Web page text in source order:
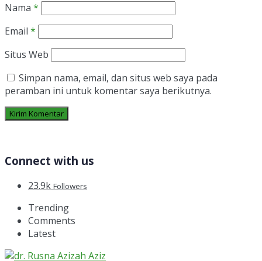
Nama *
Email *
Situs Web
Simpan nama, email, dan situs web saya pada
peramban ini untuk komentar saya berikutnya.
Connect with us
23.9k Followers
Trending
Comments
Latest